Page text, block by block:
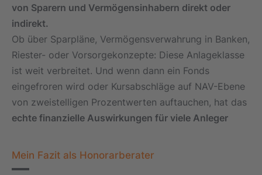
von Sparern und Vermögensinhabern direkt oder
indirekt.
Ob über Sparpläne, Vermögensverwahrung in Banken,
Riester- oder Vorsorgekonzepte: Diese Anlageklasse
ist weit verbreitet. Und wenn dann ein Fonds
eingefroren wird oder Kursabschläge auf NAV-Ebene
von zweistelligen Prozentwerten auftauchen, hat das
echte finanzielle Auswirkungen für viele Anleger
Mein Fazit als Honorarberater